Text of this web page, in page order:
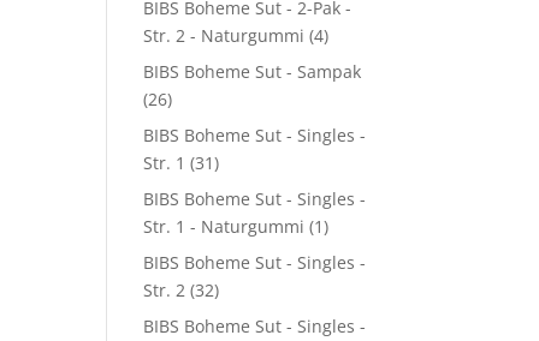
BIBS Boheme Sut - 2-Pak -
Str. 2 - Naturgummi (4)
BIBS Boheme Sut - Sampak
(26)
BIBS Boheme Sut - Singles -
Str. 1 (31)
BIBS Boheme Sut - Singles -
Str. 1 - Naturgummi (1)
BIBS Boheme Sut - Singles -
Str. 2 (32)
BIBS Boheme Sut - Singles -